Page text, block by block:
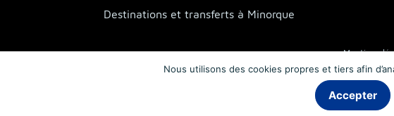
Destinations et transferts à Minorque
Mentions
Nous utilisons des cookies propres et tiers afin
Accepter